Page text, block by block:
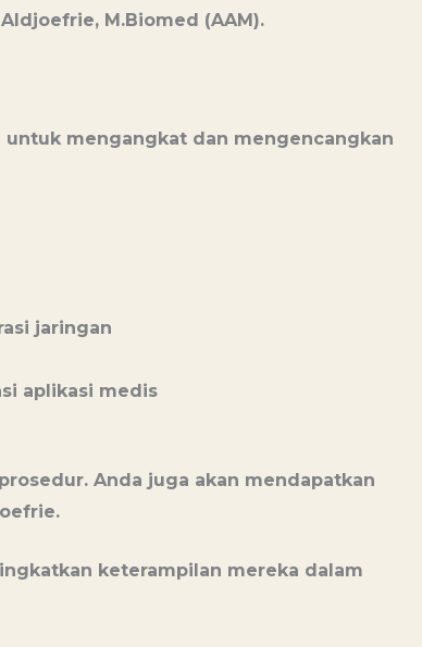
M.Biomed (AAM).
mengangkat dan mengencangkan
jaringan
aplikasi medis
Anda juga akan mendapatkan
keterampilan mereka dalam